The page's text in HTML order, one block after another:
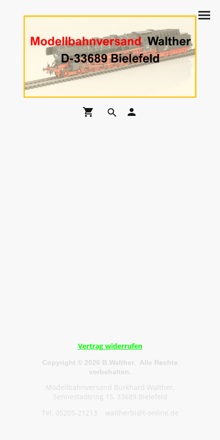
Vertrag widerrufen
Copyright © 2026 B.Walther. Alle Rechte
vorbehalten.
Modellbahnversand Burkhard Walther,
Sennestadtring 15, 33689 Bielefeld
Tel. 05205-21213 waltherbi@t-online.de